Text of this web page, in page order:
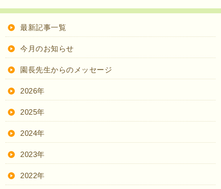
最新記事一覧
今月のお知らせ
園長先生からのメッセージ
2026年
2025年
2024年
2023年
2022年